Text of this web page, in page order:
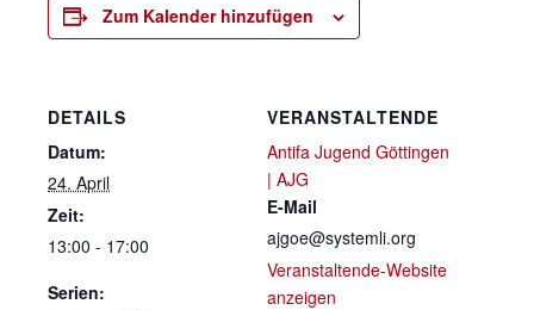
Zum Kalender hinzufügen
DETAILS
Datum:
24. April
Zeit:
13:00 - 17:00
Serien:
VERANSTALTENDE
Antifa Jugend Göttingen
| AJG
E-Mail
ajgoe@systemli.org
Veranstaltende-Website
anzeigen